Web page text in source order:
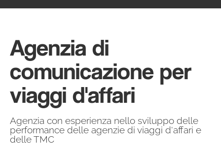
Agenzia di
comunicazione per
viaggi d'affari
Agenzia con esperienza nello sviluppo delle
performance delle agenzie di viaggi d'affari e
delle TMC